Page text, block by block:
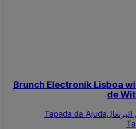
Brunch Electronik Lisboa
de
Tapada da Ajuda